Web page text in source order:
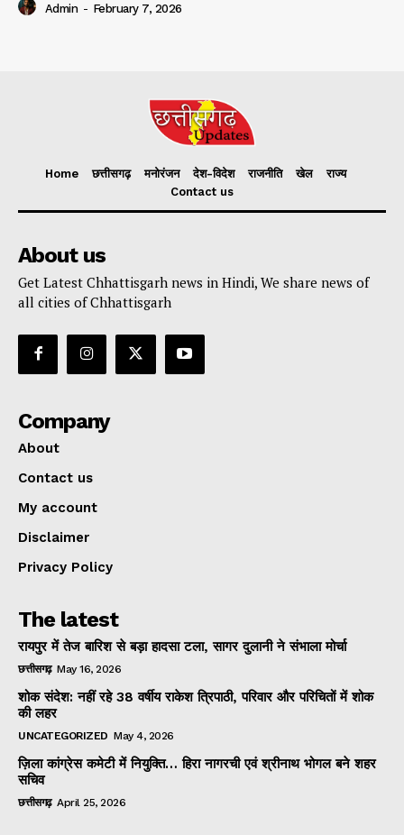
Admin - February 7, 2026
Home छत्तीसगढ़ मनोरंजन देश-विदेश राजनीति खेल
राज्य
Contact us
About us
Get Latest Chhattisgarh news in Hindi, We share news of
all cities of Chhattisgarh
Company
About
Contact us
My account
Disclaimer
Privacy Policy
The latest
रायपुर में तेज बारिश से बड़ा हादसा टला, सागर दुलानी ने संभाला मोर्चा
छत्तीसगढ़ May 16, 2026
शोक संदेश: नहीं रहे 38 वर्षीय राकेश त्रिपाठी, परिवार और परिचितों में शोक
की लहर
UNCATEGORIZED May 4, 2026
ज़िला कांग्रेस कमेटी में नियुक्ति… हिरा नागरची एवं श्रीनाथ भोगल बने शहर
सचिव
छत्तीसगढ़ April 25, 2026